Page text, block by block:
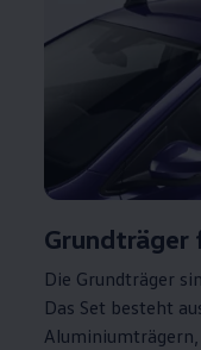
Grundträger
Die Grundträger
Das Set besteht